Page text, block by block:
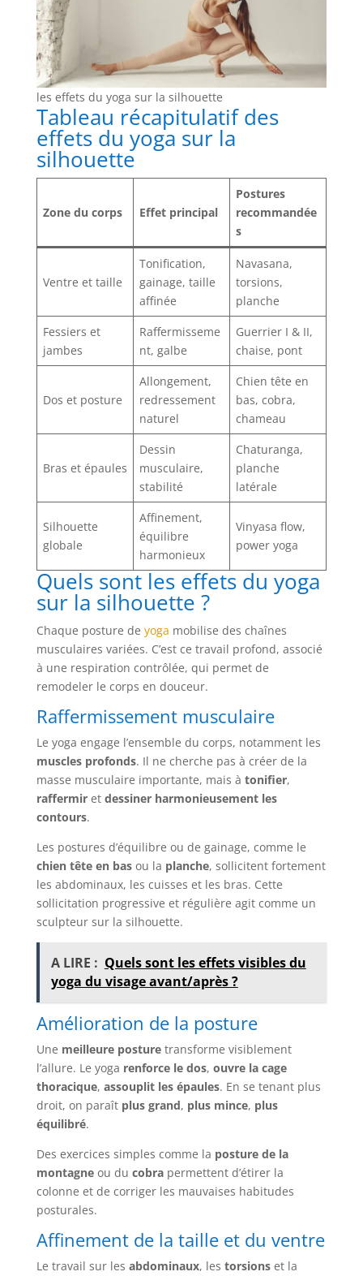
les effets du yoga sur la silhouette
Tableau récapitulatif des
effets du yoga sur la
silhouette
Zone du corps Effet principal
Postures
recommandée
s
Ventre et taille
Tonification,
gainage, taille
affinée
Navasana,
torsions,
planche
Fessiers et
jambes
Raffermisseme
nt, galbe
Guerrier I & II,
chaise, pont
Dos et posture
Allongement,
redressement
naturel
Chien tête en
bas, cobra,
chameau
Bras et épaules
Dessin
musculaire,
stabilité
Chaturanga,
planche
latérale
Silhouette
globale
Affinement,
équilibre
harmonieux
Vinyasa flow,
power yoga
Quels sont les effets du yoga
sur la silhouette ?
Chaque posture de yoga mobilise des chaînes
musculaires variées. C’est ce travail profond, associé
à une respiration contrôlée, qui permet de
remodeler le corps en douceur.
Raffermissement musculaire
Le yoga engage l’ensemble du corps, notamment les
muscles profonds. Il ne cherche pas à créer de la
masse musculaire importante, mais à tonifier,
raffermiret dessiner harmonieusement les
contours.
Les postures d’équilibre ou de gainage, comme le
chien tête en basou la planche, sollicitent fortement
les abdominaux, les cuisses et les bras. Cette
sollicitation progressive et régulière agit comme un
sculpteur sur la silhouette.
A LIRE : Quels sont les effets visibles du
yoga du visage avant/après ?
Amélioration de la posture
Une meilleure posturetransforme visiblement
l’allure. Le yoga renforce le dos, ouvre la cage
thoracique, assouplit les épaules. En se tenant plus
droit, on paraît plus grand, plus mince, plus
équilibré.
Des exercices simples comme la posture de la
montagneou du cobrapermettent d’étirer la
colonne et de corriger les mauvaises habitudes
posturales.
Affinement de la taille et du ventre
Le travail sur les abdominaux, les torsionset la